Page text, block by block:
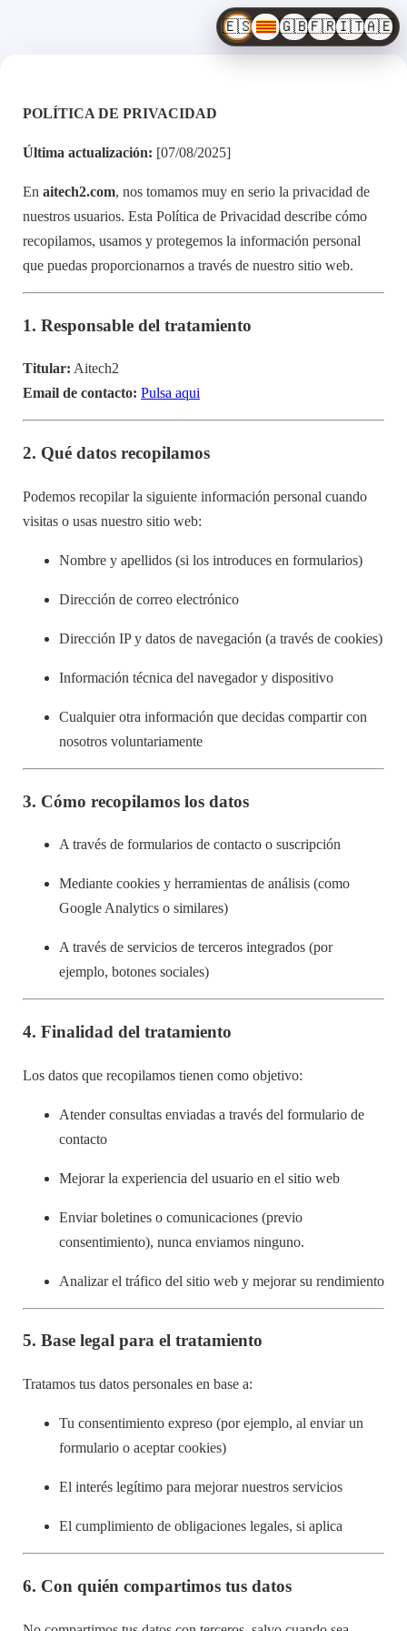
POLÍTICA DE PRIVACIDAD
Última actualización: [07/08/2025]
En aitech2.com, nos tomamos muy en serio la privacidad de
nuestros usuarios. Esta Política de Privacidad describe cómo
recopilamos, usamos y protegemos la información personal
que puedas proporcionarnos a través de nuestro sitio web.
1. Responsable del tratamiento
Titular: Aitech2
Email de contacto: Pulsa aqui
2. Qué datos recopilamos
Podemos recopilar la siguiente información personal cuando
visitas o usas nuestro sitio web:
Nombre y apellidos (si los introduces en formularios)
Dirección de correo electrónico
Dirección IP y datos de navegación (a través de cookies)
Información técnica del navegador y dispositivo
Cualquier otra información que decidas compartir con
nosotros voluntariamente
3. Cómo recopilamos los datos
A través de formularios de contacto o suscripción
Mediante cookies y herramientas de análisis (como
Google Analytics o similares)
A través de servicios de terceros integrados (por
ejemplo, botones sociales)
4. Finalidad del tratamiento
Los datos que recopilamos tienen como objetivo:
Atender consultas enviadas a través del formulario de
contacto
Mejorar la experiencia del usuario en el sitio web
Enviar boletines o comunicaciones (previo
consentimiento), nunca enviamos ninguno.
Analizar el tráfico del sitio web y mejorar su rendimiento
5. Base legal para el tratamiento
Tratamos tus datos personales en base a:
Tu consentimiento expreso (por ejemplo, al enviar un
formulario o aceptar cookies)
El interés legítimo para mejorar nuestros servicios
El cumplimiento de obligaciones legales, si aplica
6. Con quién compartimos tus datos
🇪🇸 🇬🇧🇫🇷🇮🇹🇦🇪